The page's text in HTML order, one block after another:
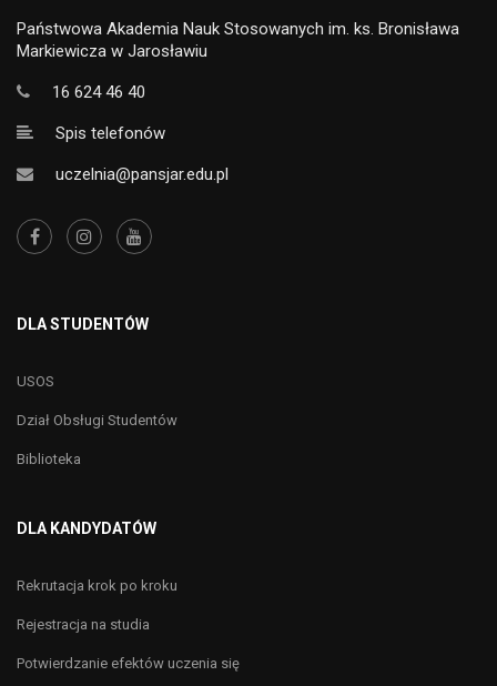
Państwowa Akademia Nauk Stosowanych im. ks. Bronisława
Markiewicza w Jarosławiu
16 624 46 40
Spis telefonów
uczelnia@pansjar.edu.pl
DLA STUDENTÓW
USOS
Dział Obsługi Studentów
Biblioteka
DLA KANDYDATÓW
Rekrutacja krok po kroku
Rejestracja na studia
Potwierdzanie efektów uczenia się